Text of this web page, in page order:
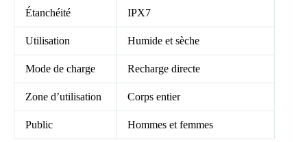
Étanchéité IPX7
Utilisation Humide et sèche
Mode de charge Recharge directe
Zone d’utilisation Corps entier
Public Hommes et femmes